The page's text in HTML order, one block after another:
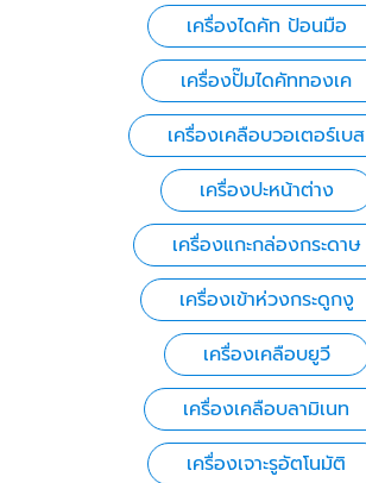
เครื่องไดคัท ป้อนมือ
เครื่องปั๊มไดคัททองเค
เครื่องเคลือบวอเตอร์เบส
เครื่องปะหน้าต่าง
เครื่องแกะกล่องกระดาษ
เครื่องเข้าห่วงกระดูกงู
เครื่องเคลือบยูวี
เครื่องเคลือบลามิเนท
เครื่องเจาะรูอัตโนมัติ